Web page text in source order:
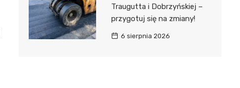
Traugutta i Dobrzyńskiej –
przygotuj się na zmiany!
6 sierpnia 2026